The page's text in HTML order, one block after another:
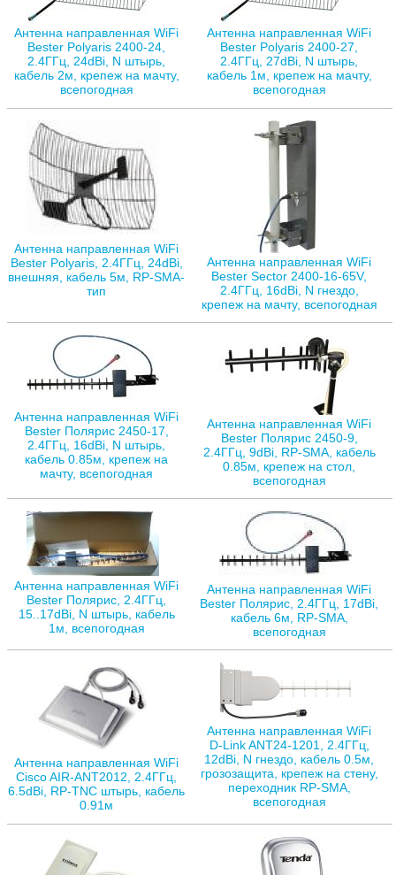
Антенна направленная WiFi
Bester Polyaris 2400-24,
2.4ГГц, 24dBi, N штырь,
кабель 2м, крепеж на мачту,
всепогодная
Антенна направленная WiFi
Bester Polyaris 2400-27,
2.4ГГц, 27dBi, N штырь,
кабель 1м, крепеж на мачту,
всепогодная
Антенна направленная WiFi
Bester Polyaris, 2.4ГГц, 24dBi,
внешняя, кабель 5м, RP-SMA-
тип
Антенна направленная WiFi
Bester Sector 2400-16-65V,
2.4ГГц, 16dBi, N гнездо,
крепеж на мачту, всепогодная
Антенна направленная WiFi
Bester Полярис 2450-17,
2.4ГГц, 16dBi, N штырь,
кабель 0.85м, крепеж на
мачту, всепогодная
Антенна направленная WiFi
Bester Полярис 2450-9,
2.4ГГц, 9dBi, RP-SMA, кабель
0.85м, крепеж на стол,
всепогодная
Антенна направленная WiFi
Bester Полярис, 2.4ГГц,
15..17dBi, N штырь, кабель
1м, всепогодная
Антенна направленная WiFi
Bester Полярис, 2.4ГГц, 17dBi,
кабель 6м, RP-SMA,
всепогодная
Антенна направленная WiFi
Cisco AIR-ANT2012, 2.4ГГц,
6.5dBi, RP-TNC штырь, кабель
0.91м
Антенна направленная WiFi
D-Link ANT24-1201, 2.4ГГц,
12dBi, N гнездо, кабель 0.5м,
грозозащита, крепеж на стену,
переходник RP-SMA,
всепогодная